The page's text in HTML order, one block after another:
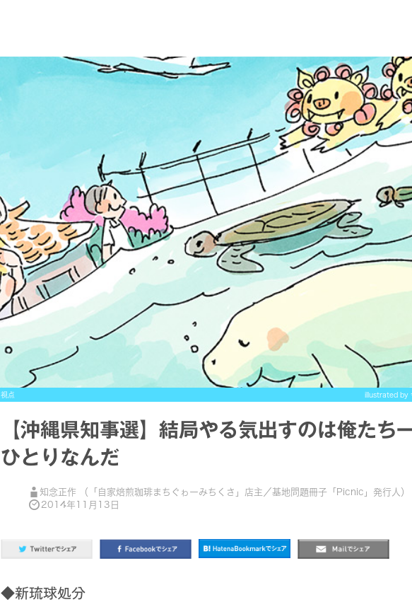
視点 illustrated by
【沖縄県知事選】結局やる気出すのは俺たち
ひとりなんだ
知念正作 （「自家焙煎珈琲まちぐゎーみちくさ」店主／基地問題冊子「Picnic」発行人）
2014年11月13日
◆新琉球処分